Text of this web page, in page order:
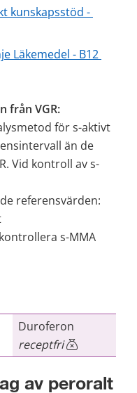
kunskapsstöd -
Läkemedel - B12
från VGR:
för s-aktivt
än de
Vid kontroll av s-
referensvärden:
s-MMA
Duroferon
receptfri
av peroralt